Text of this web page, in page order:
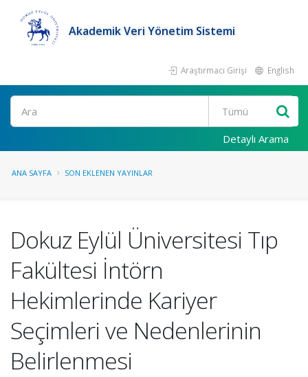
Akademik Veri Yönetim Sistemi
Araştırmacı Girişi English
Ara
Detaylı Arama
ANA SAYFA SON EKLENEN YAYINLAR
Dokuz Eylül Üniversitesi Tıp
Fakültesi İntörn
Hekimlerinde Kariyer
Seçimleri ve Nedenlerinin
Belirlenmesi